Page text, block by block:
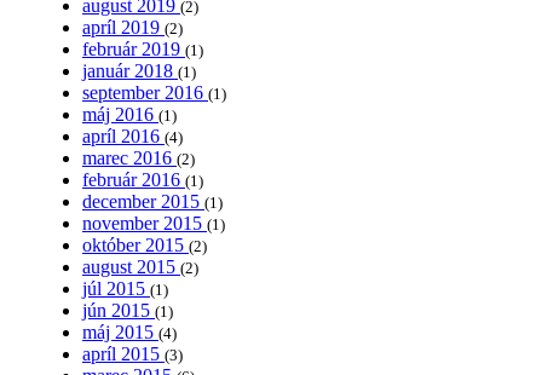
august 2019 (2)
apríl 2019 (2)
február 2019 (1)
január 2018 (1)
september 2016 (1)
máj 2016 (1)
apríl 2016 (4)
marec 2016 (2)
február 2016 (1)
december 2015 (1)
november 2015 (1)
október 2015 (2)
august 2015 (2)
júl 2015 (1)
jún 2015 (1)
máj 2015 (4)
apríl 2015 (3)